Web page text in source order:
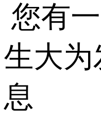
您有
生大为
息